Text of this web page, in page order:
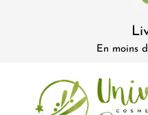
En moins